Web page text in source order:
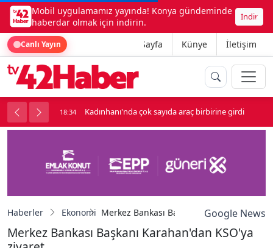
Mobil uygulamamız yayında! Konya gündeminde
haberdar olmak için indirin.
İndir
Canlı Yayın Ana Sayfa Künye İletişim
soygun 18:34 Kadınhanı'nda çok sayıda araç birbirine girdi
Haberler Ekonomi Merkez Bankası Başkanı Karahan'dan
Google News
Merkez Bankası Başkanı Karahan'dan KSO'ya